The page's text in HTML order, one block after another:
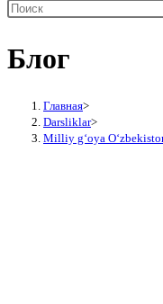
по
сайту
Поиск
сайте
Блог
Главная>
Darsliklar>
Milliy g‘oya